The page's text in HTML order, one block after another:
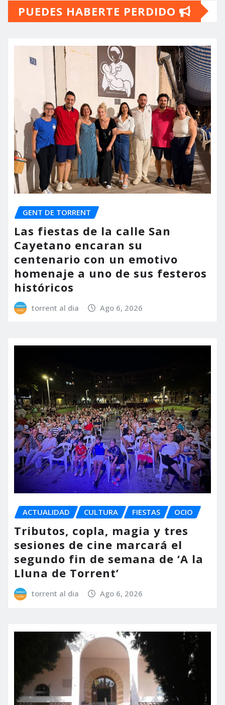
PUEDES HABERTE PERDIDO
GENT DE TORRENT
Las fiestas de la calle San
Cayetano encaran su
centenario con un emotivo
homenaje a uno de sus festeros
históricos
torrent al dia Ago 6, 2026
ACTUALIDAD CULTURA FIESTAS OCIO
Tributos, copla, magia y tres
sesiones de cine marcará el
segundo fin de semana de ‘A la
Lluna de Torrent’
torrent al dia Ago 6, 2026